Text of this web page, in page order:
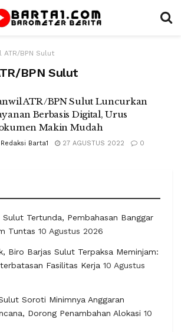
ATR/BPN Sulut
BPN Sulut
ATR/BPN Sulut Luncurkan
Berbasis Digital, Urus
Makin Mudah
Redaksi Barta1 27 AGUSTUS 2022 0
Sulut Tertunda, Pembahasan Banggar
Tuntas 10 Agustus 2026
Biro Barjas Sulut Terpaksa Meminjam:
Fasilitas Kerja 10 Agustus
Soroti Minimnya Anggaran
Dorong Penambahan Alokasi 10